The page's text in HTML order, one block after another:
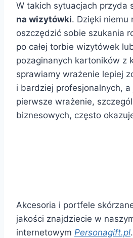
W takich sytuacjach przyda
na wizytówki. Dzięki niemu
oszczędzić sobie szukania
po całej torbie wizytówek
pozaginanych kartoników z
sprawiamy wrażenie lepiej
i bardziej profesjonalnych,
pierwsze wrażenie,
biznesowych, często
Akcesoria i portfele
jakości znajdziecie w
internetowym Personagift.pl